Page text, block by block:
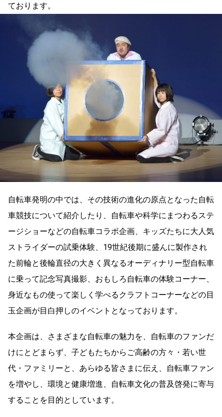
ております。
自転車発明の中では、その技術の進化の原点となった自転
車競技について紹介したり、自転車や科学にまつわるステ
ージショーなどの自転車コラボ企画、キッズたちに大人気
ストライダーの試乗体験、19世紀後期に盛んに製作され
た前輪と後輪直径の大きく異なるオーディナリー型自転車
に乗って記念写真撮影、おもしろ自転車の体験コーナー、
身近なもの使って楽しく学べるクラフトコーナーなどの目
玉企画が目白押しのイベントとなっております。
本企画は、さまざまな自転車の魅力を、自転車のファンだ
けにとどまらず、子どもたちからご高齢の方々・若い世
代・ファミリーと、あらゆる皆さまに伝え、自転車ファン
を増やし、環境と健康増進、自転車文化の普及啓発に寄与
することを目的としています。